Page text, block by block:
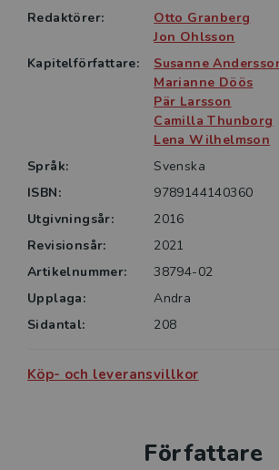
landets lärosäten.
Boken är avsedd för universitets- och
högskoleutbildningar med inriktning
lärande samt personal- och
Den vänder sig också till chefer på
olika verksamheter och kan med
praktiskt utvecklingsarbete i
Redaktörer:
Otto Granberg
Jon Ohlsson
Kapitelförfattare:
Susanne
Marianne Döös
Pär Larsson
Camilla Thunborg
Lena Wilhelmson
Språk:
Svenska
ISBN:
9789144140360
Utgivningsår:
2016
Revisionsår:
2021
Artikelnummer:
38794-02
Upplaga:
Andra
Sidantal:
208
Köp- och leveransvillkor
Författare